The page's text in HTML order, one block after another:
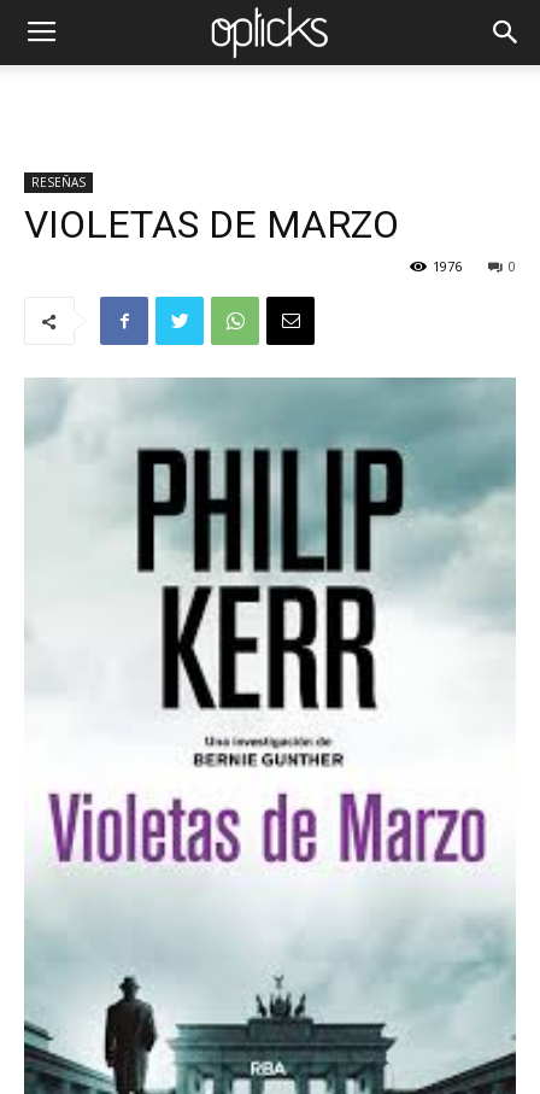
RESEÑAS
VIOLETAS DE MARZO
0
1976